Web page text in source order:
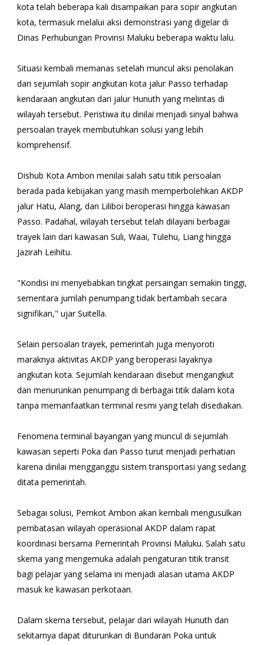
kota telah beberapa kali disampaikan para sopir angkutan
kota, termasuk melalui aksi demonstrasi yang digelar di
Dinas Perhubungan Provinsi Maluku beberapa waktu lalu.
Situasi kembali memanas setelah muncul aksi penolakan
dari sejumlah sopir angkutan kota jalur Passo terhadap
kendaraan angkutan dari jalur Hunuth yang melintas di
wilayah tersebut. Peristiwa itu dinilai menjadi sinyal bahwa
persoalan trayek membutuhkan solusi yang lebih
komprehensif.
Dishub Kota Ambon menilai salah satu titik persoalan
berada pada kebijakan yang masih memperbolehkan AKDP
jalur Hatu, Alang, dan Liliboi beroperasi hingga kawasan
Passo. Padahal, wilayah tersebut telah dilayani berbagai
trayek lain dari kawasan Suli, Waai, Tulehu, Liang hingga
Jazirah Leihitu.
"Kondisi ini menyebabkan tingkat persaingan semakin tinggi,
sementara jumlah penumpang tidak bertambah secara
signifikan," ujar Suitella.
Selain persoalan trayek, pemerintah juga menyoroti
maraknya aktivitas AKDP yang beroperasi layaknya
angkutan kota. Sejumlah kendaraan disebut mengangkut
dan menurunkan penumpang di berbagai titik dalam kota
tanpa memanfaatkan terminal resmi yang telah disediakan.
Fenomena terminal bayangan yang muncul di sejumlah
kawasan seperti Poka dan Passo turut menjadi perhatian
karena dinilai mengganggu sistem transportasi yang sedang
ditata pemerintah.
Sebagai solusi, Pemkot Ambon akan kembali mengusulkan
pembatasan wilayah operasional AKDP dalam rapat
koordinasi bersama Pemerintah Provinsi Maluku. Salah satu
skema yang mengemuka adalah pengaturan titik transit
bagi pelajar yang selama ini menjadi alasan utama AKDP
masuk ke kawasan perkotaan.
Dalam skema tersebut, pelajar dari wilayah Hunuth dan
sekitarnya dapat diturunkan di Bundaran Poka untuk